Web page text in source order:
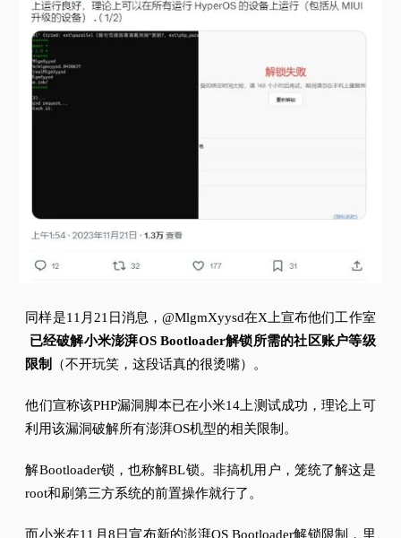
同样是11月21日消息，@MlgmXyysd在X上宣布他们工作室
已经破解小米澎湃OS Bootloader解锁所需的社区账户等级
限制
（不开玩笑，这段话真的很烫嘴）。
他们宣称该PHP漏洞脚本已在小米14上测试成功，理论上可
利用该漏洞破解所有澎湃OS机型的相关限制。
解Bootloader锁，也称解BL锁。 非搞机用户，笼统了解这是
root和刷第三方系统的前置操作就行了。
而小米在11月8日宣布新的澎湃OS Bootloader解锁限制，里